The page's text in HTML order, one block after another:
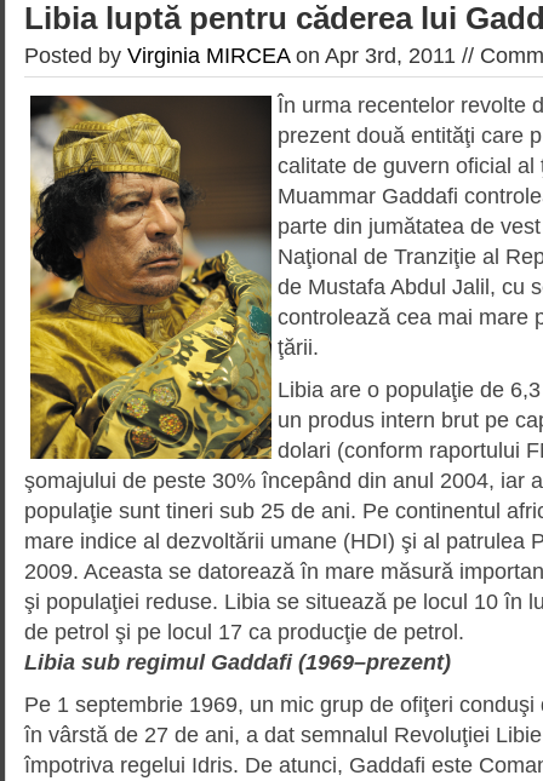
Libia luptă pentru căderea lui
Posted by Virginia MIRCEAon Apr 3rd, 2011 //
În urma recentelor revolte
prezent două entităţi care
calitate de guvern oficial al
Muammar Gaddafi
parte din jumătatea de
Naţional de Tranziţie al
de Mustafa Abdul Jalil, cu
controlează cea mai mare
ţării.
Libia are o populaţie de
un produs intern brut pe
dolari (conform ra­portului
şoma­jului de peste 30% începând din anul 2004, iar
popu­laţie sunt tineri sub 25 de ani. Pe conti­nentul
mare indice al dezvoltării umane (HDI) şi al patrulea
2009. Aceasta se datorează în mare măsură
şi populaţiei reduse. Libia se situează pe locul 10 în
de petrol şi pe locul 17 ca producţie de petrol.
Libia sub regimul Gaddafi (1969–prezent)
Pe 1 septembrie 1969, un mic grup de ofiţeri
în vârstă de 27 de ani, a dat sem­nalul Revoluţiei
împotriva regelui Idris. De atunci, Gaddafi este